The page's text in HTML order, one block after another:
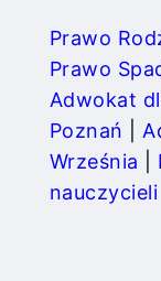
Prawo
Prawo
Adwokat
Poznań
Września
nauczycieli